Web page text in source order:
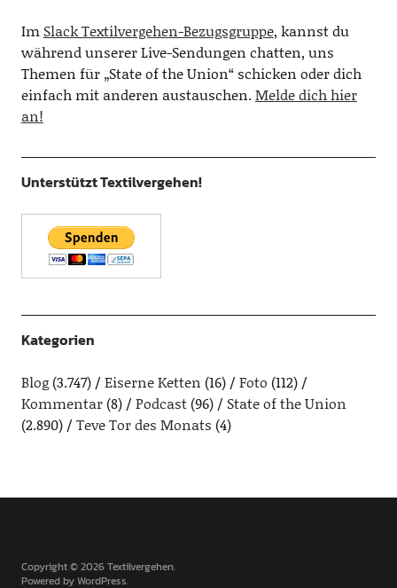
Im Slack Textilvergehen-Bezugsgruppe, kannst du
während unserer Live-Sendungen chatten, uns
Themen für „State of the Union“ schicken oder dich
einfach mit anderen austauschen.Melde dich hier
an!
Unterstützt Textilvergehen!
Kategorien
Blog(3.747) Eiserne Ketten (16) Foto (112)
Kommentar(8) Podcast(96)
State of the Union
(2.890)
Teve Tor des Monats (4)
Copyright © 2026 Textilvergehen
Powered byWordPress